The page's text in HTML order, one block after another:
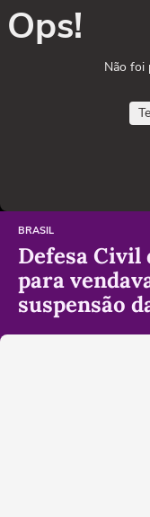
Ops!
Não foi
BRASIL
Defesa Civil
para
suspensão